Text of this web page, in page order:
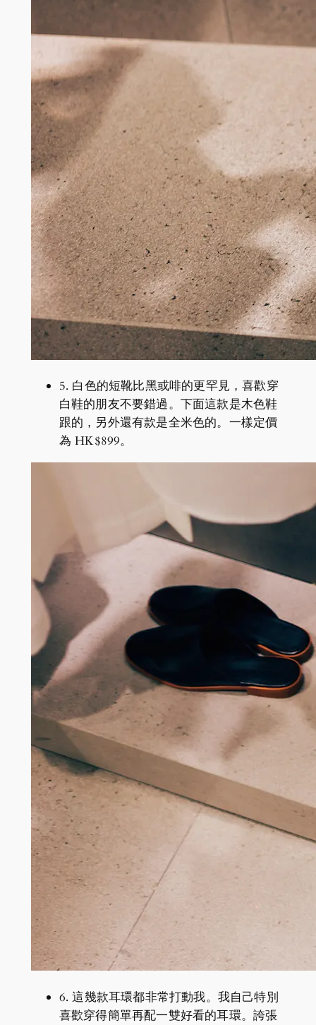
5. 白色的短靴比黑或啡的更罕見，喜歡穿
白鞋的朋友不要錯過。下面這款是木色鞋
跟的，另外還有款是全米色的。一樣定價
為 HK$899。
6. 這幾款耳環都非常打動我。我自己特別
喜歡穿得簡單再配一雙好看的耳環。誇張